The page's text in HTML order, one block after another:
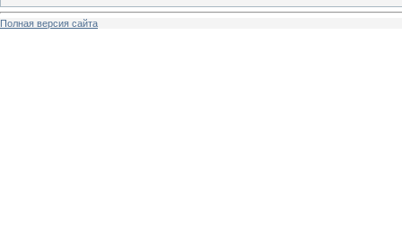
Полная версия сайта